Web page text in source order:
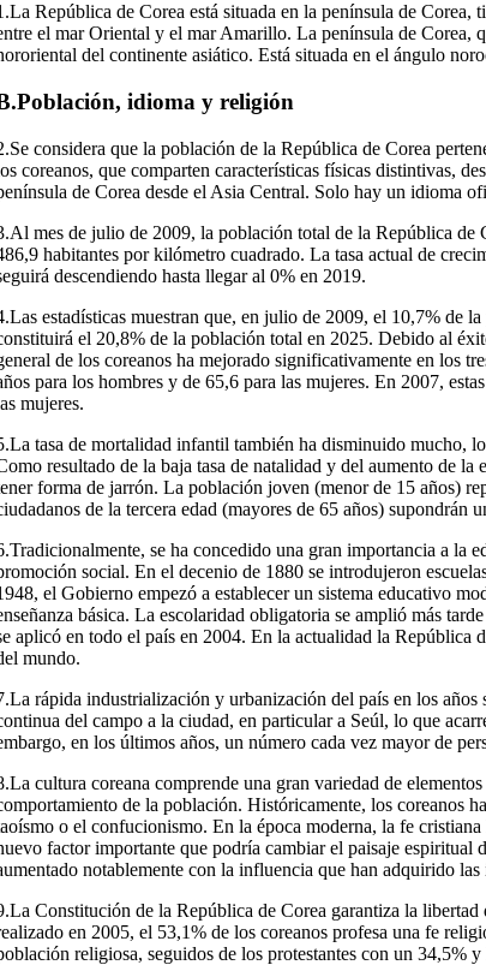
República de Corea está situada en la península de Corea,
el mar Oriental y el mar Amarillo. La península de Corea,
del continente asiático. Está situada en el ángulo
idioma y religión
considera que la población de la República de Corea
coreanos, que comparten características físicas distintivas,
de Corea desde el Asia Central. Solo hay un idioma
mes de julio de 2009, la población total de la República de
habitantes por kilómetro cuadrado. La tasa actual de
descendiendo hasta llegar al 0% en 2019.
estadísticas muestran que, en julio de 2009, el 10,7% de
el 20,8% de la población total en 2025. Debido al
de los coreanos ha mejorado significativamente en los
para los hombres y de 65,6 para las mujeres. En 2007,
mujeres.
tasa de mortalidad infantil también ha disminuido mucho,
resultado de la baja tasa de natalidad y del aumento de
forma de jarrón. La población joven (menor de 15 años)
de la tercera edad (mayores de 65 años) supondrán
se ha concedido una gran importancia a la
social. En el decenio de 1880 se introdujeron
el Gobierno empezó a establecer un sistema educativo
básica. La escolaridad obligatoria se amplió más
aplicó en todo el país en 2004. En la actualidad la República
mundo.
rápida industrialización y urbanización del país en los años
del campo a la ciudad, en particular a Seúl, lo que
en los últimos años, un número cada vez mayor de
cultura coreana comprende una gran variedad de
de la población. Históricamente, los coreanos
o el confucionismo. En la época moderna, la fe
factor importante que podría cambiar el paisaje espiritual
notablemente con la influencia que han adquirido
Constitución de la República de Corea garantiza la
en 2005, el 53,1% de los coreanos profesa una fe
religiosa, seguidos de los protestantes con un 34,5%